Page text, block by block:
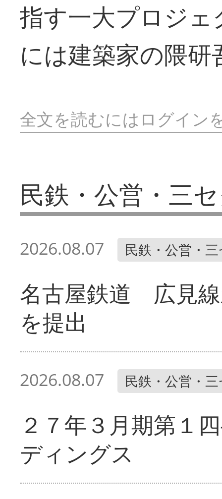
指す一大プロジ
には建築家の隈研
全文を読むにはログイン
民鉄・公営・三
2026.08.07 民鉄・公営・
名古屋鉄道 広見
を提出
2026.08.07 民鉄・公営・
２７年３月期第１
ディングス